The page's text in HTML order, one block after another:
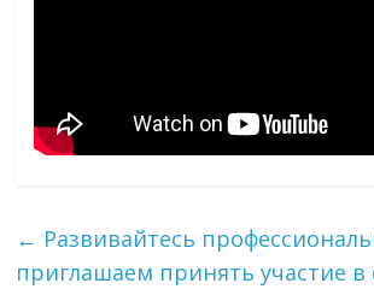
← Развивайтесь
приглашаем принять участие